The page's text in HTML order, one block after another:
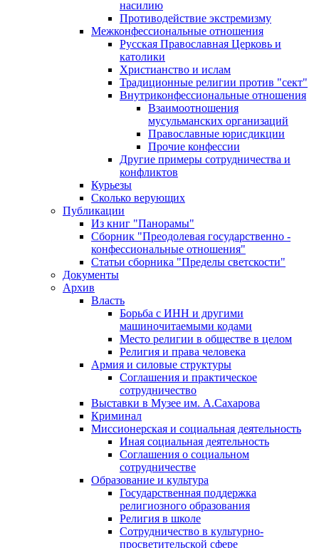
насилию
Противодействие экстремизму
Межконфессиональные отношения
Русская Православная Церковь и
католики
Христианство и ислам
Традиционные религии против "сект"
Внутриконфессиональные отношения
Взаимоотношения
мусульманских организаций
Православные юрисдикции
Прочие конфессии
Другие примеры сотрудничества и
конфликтов
Курьезы
Сколько верующих
Публикации
Из книг "Панорамы"
Сборник "Преодолевая государственно -
конфессиональные отношения"
Статьи сборника "Пределы светскости"
Документы
Архив
Власть
Борьба с ИНН и другими
машиночитаемыми кодами
Место религии в обществе в целом
Религия и права человека
Армия и силовые структуры
Соглашения и практическое
сотрудничество
Выставки в Музее им. А.Сахарова
Криминал
Миссионерская и социальная деятельность
Иная социальная деятельность
Соглашения о социальном
сотрудничестве
Образование и культура
Государственная поддержка
религиозного образования
Религия в школе
Сотрудничество в культурно-
просветительской сфере